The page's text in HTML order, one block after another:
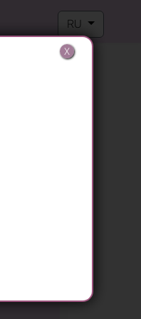
Выберите язык
RU
X